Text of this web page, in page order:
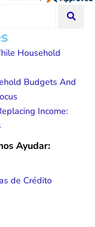
Household
Budgets And
Income:
Ayudar:
de Crédito